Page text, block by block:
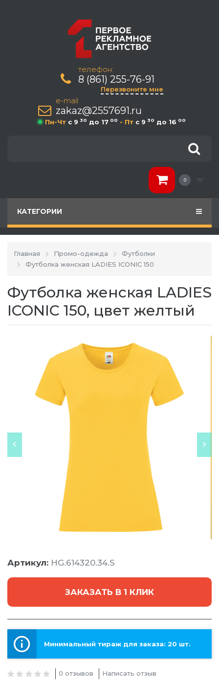
телефон:
8 (861) 255-76-91
Перезвоните мне
e-mail
zakaz@2557691.ru
Пн-Чт c 9 30 до 17 00 - Пт c 9 30 до 16 00
0
КАТЕГОРИИ
Главная Промо-одежда
Футболки
Футболка женская LADIES ICONIC 150
Футболка женская LADIES
ICONIC 150, цвет желтый
Артикул: HG.614320.34.S
ЗАКАЗАТЬ В 1 КЛИК
Минимальный тираж для заказа: 20 шт.
0 отзывов Написать отзыв